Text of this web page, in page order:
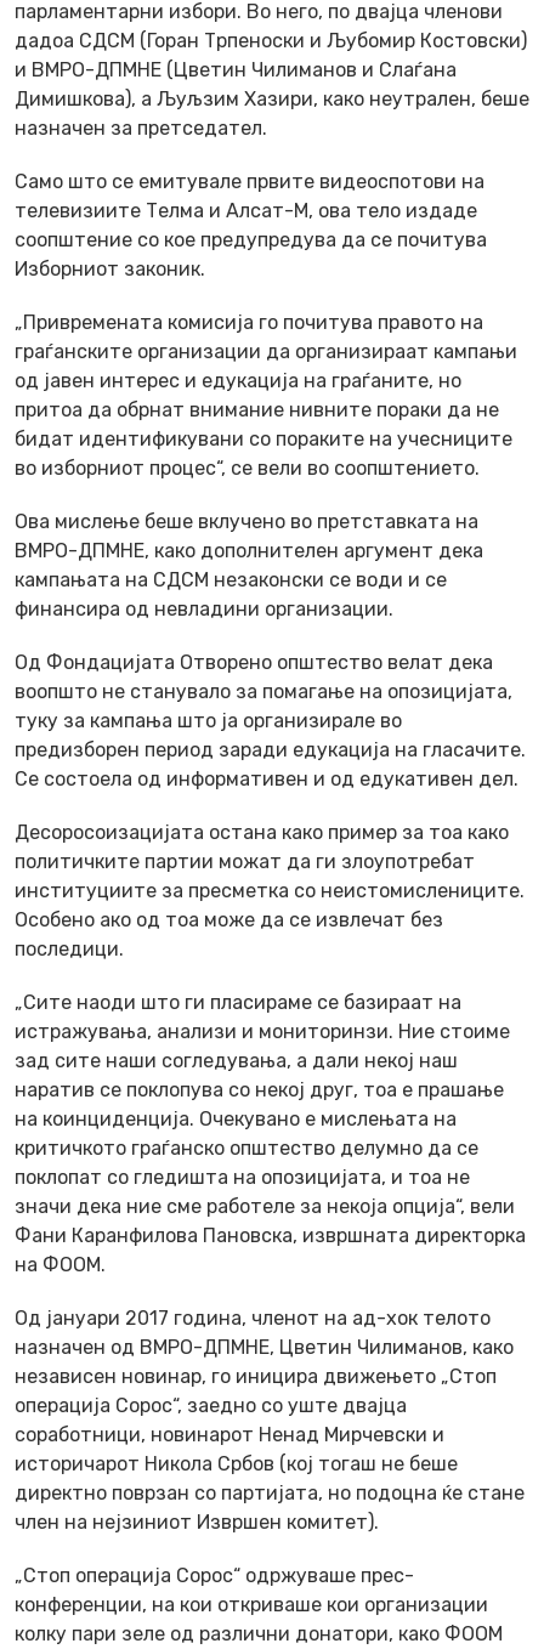
парламентарни избори. Во него, по двајца членови
дадоа СДСМ (Горан Трпеноски и Љубомир Костовски)
и ВМРО-ДПМНЕ (Цветин Чилиманов и Слаѓана
Димишкова), а Љуљзим Хазири, како неутрален, беше
назначен за претседател.
Само што се емитувале првите видеоспотови на
телевизиите Телма и Алсат-М, ова тело издаде
соопштение со кое предупредува да се почитува
Изборниот законик.
„Привремената комисија го почитува правото на
граѓанските организации да организираат кампањи
од јавен интерес и едукација на граѓаните, но
притоа да обрнат внимание нивните пораки да не
бидат идентификувани со пораките на учесниците
во изборниот процес“, се вели во соопштението.
Ова мислење беше вклучено во претставката на
ВМРО-ДПМНЕ, како дополнителен аргумент дека
кампањата на СДСМ незаконски се води и се
финансира од невладини организации.
Од Фондацијата Отворено општество велат дека
воопшто не станувало за помагање на опозицијата,
туку за кампања што ја организирале во
предизборен период заради едукација на гласачите.
Се состоела од информативен и од едукативен дел.
Десоросоизацијата остана како пример за тоа како
политичките партии можат да ги злоупотребат
институциите за пресметка со неистомислениците.
Особено ако од тоа може да се извлечат без
последици.
„Сите наоди што ги пласираме се базираат на
истражувања, анализи и мониторинзи. Ние стоиме
зад сите наши согледувања, а дали некој наш
наратив се поклопува со некој друг, тоа е прашање
на коинциденција. Очекувано е мислењата на
критичкото граѓанско општество делумно да се
поклопат со гледишта на опозицијата, и тоа не
значи дека ние сме работеле за некоја опција“, вели
Фани Каранфилова Пановска, извршната директорка
на ФООМ.
Од јануари 2017 година, членот на ад-хок телото
назначен од ВМРО-ДПМНЕ, Цветин Чилиманов, како
независен новинар, го иницира движењето „Стоп
операција Сорос“, заедно со уште двајца
соработници, новинарот Ненад Мирчевски и
историчарот Никола Србов (кој тогаш не беше
директно поврзан со партијата, но подоцна ќе стане
член на нејзиниот Извршен комитет).
„Стоп операција Сорос“ одржуваше прес-
конференции, на кои откриваше кои организации
колку пари зеле од различни донатори, како ФООМ